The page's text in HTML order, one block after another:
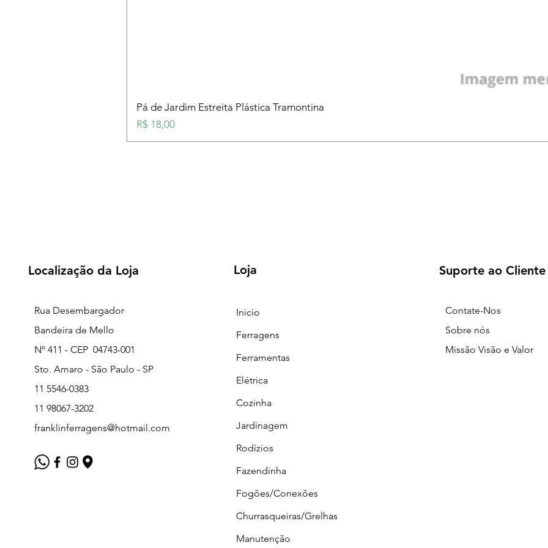
Pá de Jardim Estreita Plástica Tramontina
Preço
R$ 18,00
Localização da Loja
Rua Desembargador
Bandeira de Mello
Nº 411 - CEP 04743-001
Sto. Amaro - São Paulo - SP
11 5546-0383
11 98067-3202
franklinferragens@hotmail.com
Loja
Inicio
Ferragens
Ferramentas
Elétrica
Cozinha
Jardinagem
Rodízios
Fazendinha
Fogões/Conexões
Churrasqueiras/Grelhas
Manutenção
Suporte ao Cliente
Contate-Nos
Sobre nós
Missão Visão e Valor